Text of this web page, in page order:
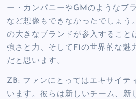
ー・カンパニーやGMのようなブ
など想像もできなかったでしょう
の大きなブランドが参入すること
強さと力、そしてF1の世界的な魅
だと思います。
ZB: ファンにとってはエキサイテ
います。彼らは新しいチーム、新